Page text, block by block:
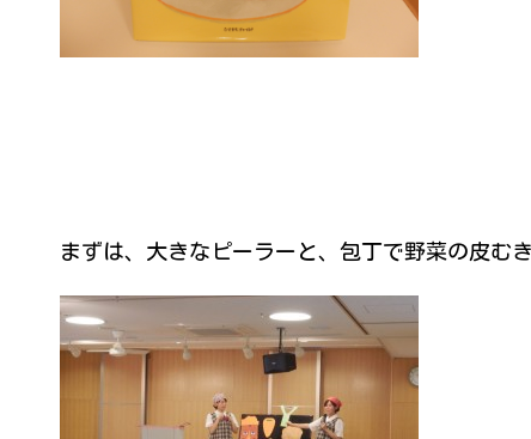
まずは、大きなピーラーと、包丁で野菜の皮む